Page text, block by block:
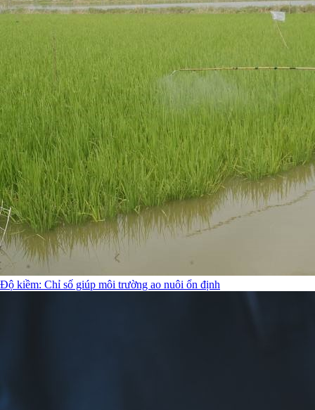
Độ kiềm: Chỉ số giúp môi trường ao nuôi ổn định